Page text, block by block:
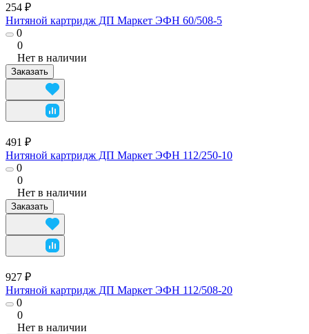
254 ₽
Нитяной картридж ДП Маркет ЭФН 60/508-5
0
0
Нет в наличии
Заказать
491 ₽
Нитяной картридж ДП Маркет ЭФН 112/250-10
0
0
Нет в наличии
Заказать
927 ₽
Нитяной картридж ДП Маркет ЭФН 112/508-20
0
0
Нет в наличии